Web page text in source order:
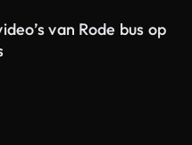
van Rode bus op